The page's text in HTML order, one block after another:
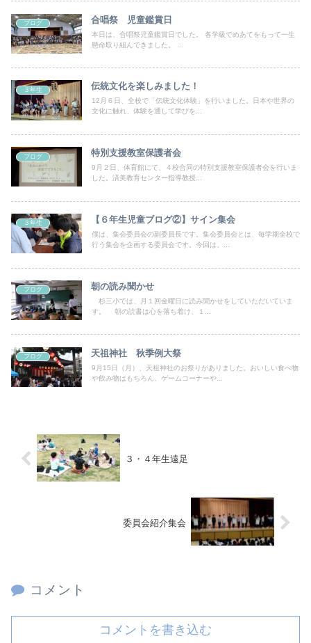
ブログ 合唱祭 児童鑑賞日
本日は、合唱祭児童鑑賞日でした。 各学級でめあてをもって一生
懸命取り組んできました。 ...
３年生 伝統文化を楽しみました！
12月６日、全校で「伝統文化体験」を行いました。日本や世界の
文化に触れ、体験を通して学びを...
ブログ 特別支援教室保護者会
9月２日、体育館にて、４校合同の特別支援教室保護者会を行いま
した。済美教育センター指導教授...
３年生 【６年生児童ブログ②】サイン集会
僕は、集会委員会の副委員長です。集会委員会とは、毎学期全校で
行う集会を企画する委員会です。今回は、...
ブログ 朝の読み聞かせ
杉三小では、月１回金曜日に読み聞かせをしていただいていま
す。 朝の読書は心を落ち着け、１...
ブログ 天祖神社 秋季例大祭
9月15日（月）、天祖神社のお祭りがありました。おいしい食べ物
や飲み物はもちろん、ゲームコーナーや...
３・４年生遠足
委員会紹介集会
コメント
コメントを書き込む